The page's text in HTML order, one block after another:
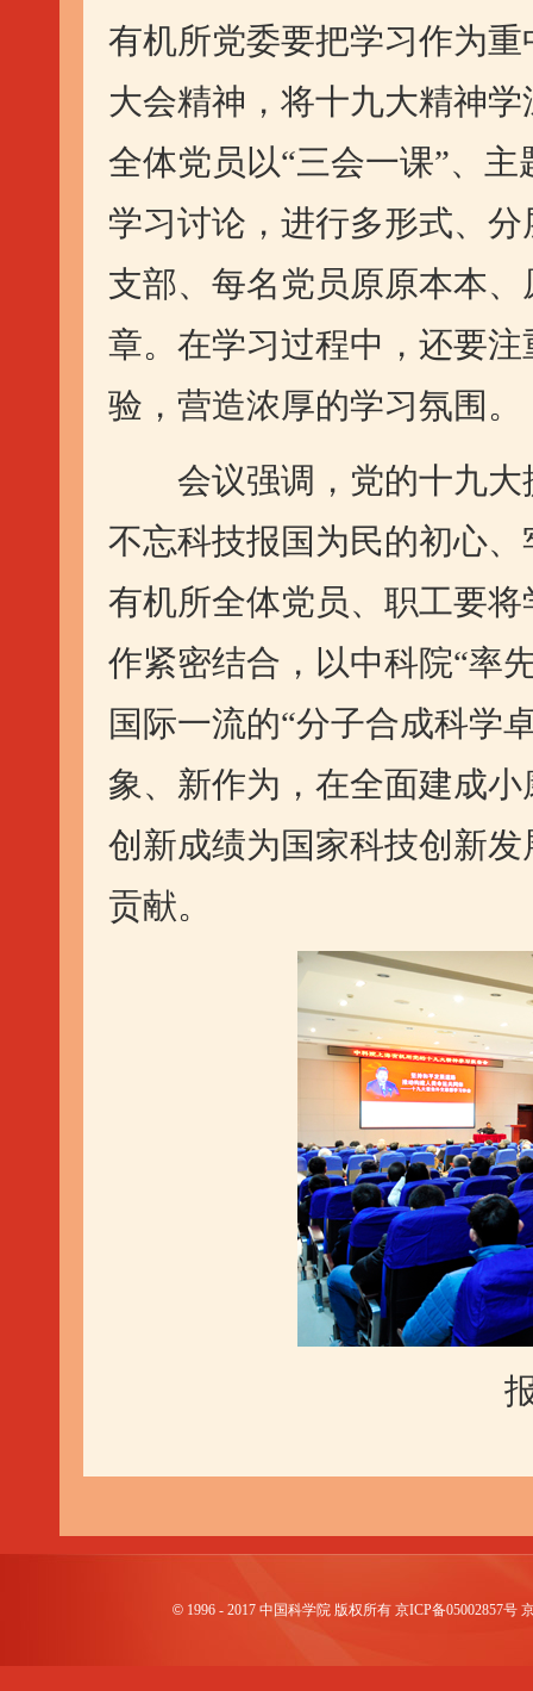
有机所党委要把学习作为
大会精神，将十九大精神
全体党员以“三会一课”、
学习讨论，进行多形式、
支部、每名党员原原本本
章。在学习过程中，还要
验，营造浓厚的学习氛围。
会议强调，党的十九大
不忘科技报国为民的初心
有机所全体党员、职工要
作紧密结合，以中科院“率
国际一流的“分子合成科学
象、新作为，在全面建成
创新成绩为国家科技创新
贡献。
© 1996 - 2017 中国科学院 版权所有 京ICP备05002857号